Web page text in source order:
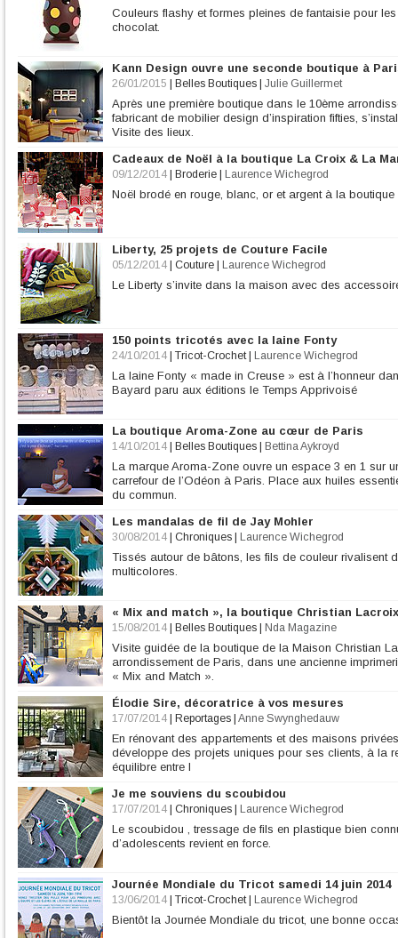
Couleurs flashy et formes pleines de fantaisie pour
chocolat.
Kann Design ouvre une seconde boutique à
26/01/2015 Belles Boutiques Julie Guillermet
Après une première boutique dans le 10ème
fabricant de mobilier design d’inspiration fifties,
Visite des lieux.
Cadeaux de Noël à la boutique La Croix & La
09/12/2014 Broderie Laurence Wichegrod
Noël brodé en rouge, blanc, or et argent à la
Liberty, 25 projets de Couture Facile
05/12/2014 Couture Laurence Wichegrod
Le Liberty s’invite dans la maison avec des
150 points tricotés avec la laine Fonty
24/10/2014 Tricot-Crochet| Laurence Wichegrod
La laine Fonty « made in Creuse » est à l’honneur
Bayard paru aux éditions le Temps Apprivoisé
La boutique Aroma-Zone au cœur de Paris
14/10/2014 Belles Boutiques Bettina Aykroyd
La marque Aroma-Zone ouvre un espace 3 en 1 sur
carrefour de l’Odéon à Paris. Place aux huiles
du commun.
Les mandalas de fil de Jay Mohler
30/08/2014 Chroniques Laurence Wichegrod
Tissés autour de bâtons, les fils de couleur rivalisent
multicolores.
« Mix and match », la boutique Christian Lacroix
15/08/2014 Belles Boutiques Nda Magazine
Visite guidée de la boutique de la Maison Christian
arrondissement de Paris, dans une ancienne
« Mix and Match ».
Élodie Sire, décoratrice à vos mesures
17/07/2014 Reportages Anne Swynghedauw
En rénovant des appartements et des maisons
développe des projets uniques pour ses clients, à la
équilibre entre l
Je me souviens du scoubidou
17/07/2014 Chroniques Laurence Wichegrod
Le scoubidou , tressage de fils en plastique bien
d’adolescents revient en force.
Journée Mondiale du Tricot samedi 14 juin 2014
13/06/2014 Tricot-Crochet| Laurence Wichegrod
Bientôt la Journée Mondiale du tricot, une bonne